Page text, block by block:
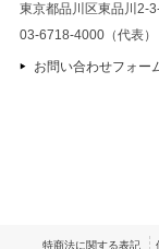
東京都品川区東品川2-
03-6718-4000（代表）
お問い合わせフォー
特商法に関する表記